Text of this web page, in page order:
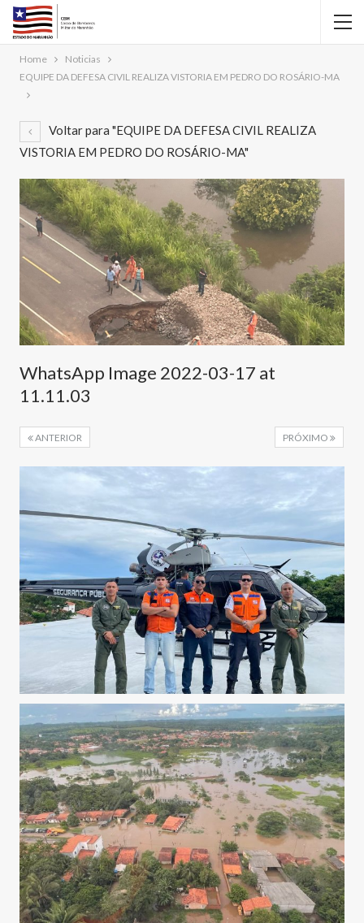
Home
Noticias
EQUIPE DA DEFESA CIVIL REALIZA VISTORIA EM PEDRO DO ROSÁRIO-MA
Voltar para "EQUIPE DA DEFESA CIVIL REALIZA
VISTORIA EM PEDRO DO ROSÁRIO-MA"
WhatsApp Image 2022-03-17 at
11.11.03
PRÓXIMO
ANTERIOR